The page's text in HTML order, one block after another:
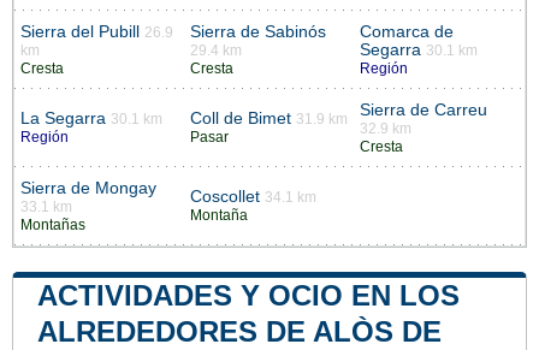
Sierra del Pubill
26.9
km
Cresta
Sierra de Sabinós
29.4 km
Cresta
Comarca de
Segarra 30.1 km
Región
La Segarra 30.1 km
Región
Coll de Bimet 31.9 km
Pasar
Sierra de Carreu
32.9 km
Cresta
Sierra de Mongay
33.1 km
Montañas
Coscollet 34.1 km
Montaña
ACTIVIDADES Y OCIO EN LOS
ALREDEDORES DE ALÒS DE